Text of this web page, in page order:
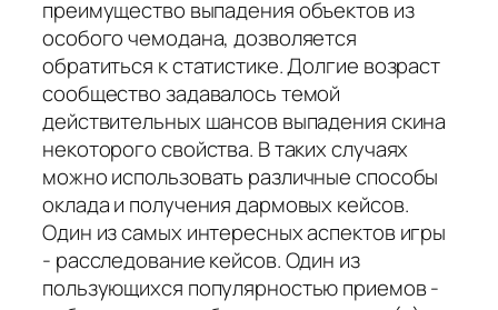
преимущество выпадения объектов из
особого чемодана, дозволяется
обратиться к статистике. Долгие возраст
сообщество задавалось темой
действительных шансов выпадения скина
некоторого свойства. В таких случаях
можно использовать различные способы
оклада и получения дармовых кейсов.
Один из самых интересных аспектов игры
- расследование кейсов. Один из
пользующихся популярностью приемов -